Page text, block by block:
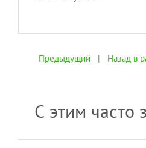
Предыдущий | Назад в
С этим часто